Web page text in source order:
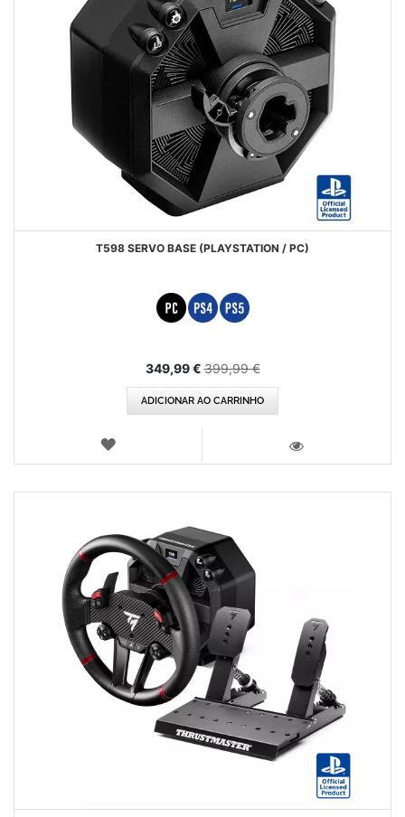
T598 SERVO BASE (PLAYSTATION / PC)
Special
349,99 € 399,99 €
ADICIONAR AO CARRINHO
LISTA